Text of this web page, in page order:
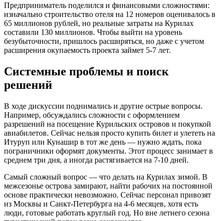
Предприниматель поделился и финансовыми сложностями:
изначально строительство отеля на 12 номеров оценивалось в
65 миллионов рублей, но реальные затраты на Курилах
составили 130 миллионов. Чтобы выйти на уровень
безубыточности, пришлось расширяться, но даже с учетом
расширения окупаемость проекта займет 5-7 лет.
Системные проблемы и поиск
решений
В ходе дискуссии поднимались и другие острые вопросы.
Например, обсуждались сложности с оформлением
разрешений на посещение Курильских островов и покупкой
авиабилетов. Сейчас нельзя просто купить билет и улететь на
Итуруп или Кунашир в тот же день — нужно ждать, пока
пограничники оформят документы. Этот процесс занимает в
среднем три дня, а иногда растягивается на 7-10 дней.
Самый сложный вопрос — что делать на Курилах зимой. В
межсезонье острова замирают, найти рабочих на постоянной
основе практически невозможно. Сейчас персонал привозят
из Москвы и Санкт-Петербурга на 4-6 месяцев, хотя есть
люди, готовые работать круглый год. Но вне летнего сезона